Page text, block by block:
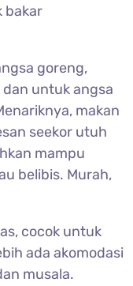
bakar
goreng,
untuk angsa
makan
seekor utuh
mampu
belibis. Murah,
cocok untuk
ada akomodasi
musala.